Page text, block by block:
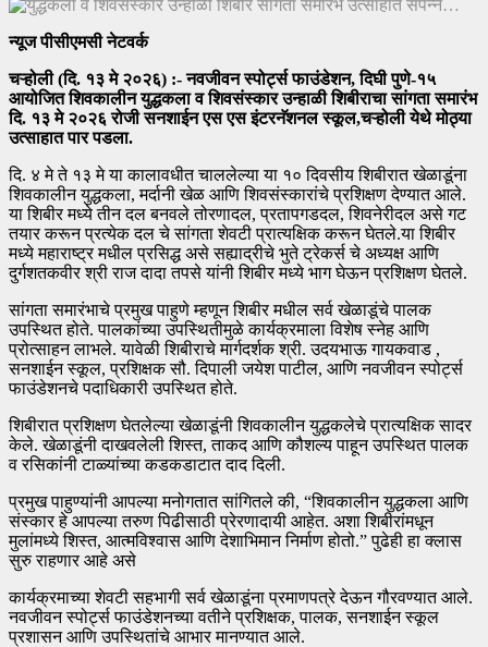
न्यूज पीसीएमसी नेटवर्क
चऱ्होली (दि. १३ मे २०२६) :- नवजीवन स्पोर्ट्स फाउंडेशन, दिघी पुणे-१५
आयोजित शिवकालीन युद्धकला व शिवसंस्कार उन्हाळी शिबीराचा सांगता समारंभ
दि. १३ मे २०२६ रोजी सनशाईन एस एस इंटरनॅशनल स्कूल,चऱ्होली येथे मोठ्या
उत्साहात पार पडला.
दि. ४ मे ते १३ मे या कालावधीत चाललेल्या या १० दिवसीय शिबीरात खेळाडूंना
शिवकालीन युद्धकला, मर्दानी खेळ आणि शिवसंस्कारांचे प्रशिक्षण देण्यात आले.
या शिबीर मध्ये तीन दल बनवले तोरणादल, प्रतापगडदल, शिवनेरीदल असे गट
तयार करून प्रत्येक दल चे सांगता शेवटी प्रात्यक्षिक करून घेतले.या शिबीर
मध्ये महाराष्ट्र मधील प्रसिद्ध असे सह्याद्रीचे भुते ट्रेकर्स चे अध्यक्ष आणि
दुर्गशतकवीर श्री राज दादा तपसे यांनी शिबीर मध्ये भाग घेऊन प्रशिक्षण घेतले.
सांगता समारंभाचे प्रमुख पाहुणे म्हणून शिबीर मधील सर्व खेळाडूंचे पालक
उपस्थित होते. पालकांच्या उपस्थितीमुळे कार्यक्रमाला विशेष स्नेह आणि
प्रोत्साहन लाभले. यावेळी शिबीराचे मार्गदर्शक श्री. उदयभाऊ गायकवाड ,
सनशाईन स्कूल, प्रशिक्षक सौ. दिपाली जयेश पाटील, आणि नवजीवन स्पोर्ट्स
फाउंडेशनचे पदाधिकारी उपस्थित होते.
शिबीरात प्रशिक्षण घेतलेल्या खेळाडूंनी शिवकालीन युद्धकलेचे प्रात्यक्षिक सादर
केले. खेळाडूंनी दाखवलेली शिस्त, ताकद आणि कौशल्य पाहून उपस्थित पालक
व रसिकांनी टाळ्यांच्या कडकडाटात दाद दिली.
प्रमुख पाहुण्यांनी आपल्या मनोगतात सांगितले की, “शिवकालीन युद्धकला आणि
संस्कार हे आपल्या तरुण पिढीसाठी प्रेरणादायी आहेत. अशा शिबीरांमधून
मुलांमध्ये शिस्त, आत्मविश्वास आणि देशाभिमान निर्माण होतो.” पुढेही हा क्लास
सुरु राहणार आहे असे
कार्यक्रमाच्या शेवटी सहभागी सर्व खेळाडूंना प्रमाणपत्रे देऊन गौरवण्यात आले.
नवजीवन स्पोर्ट्स फाउंडेशनच्या वतीने प्रशिक्षक, पालक, सनशाईन स्कूल
प्रशासन आणि उपस्थितांचे आभार मानण्यात आले.